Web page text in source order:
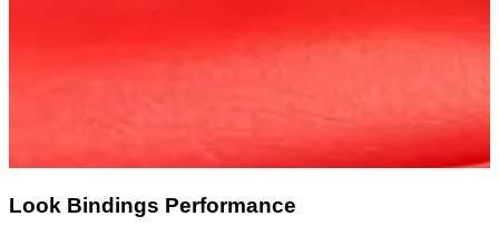
Look Bindings Performance